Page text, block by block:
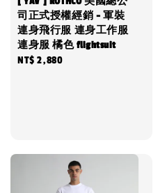
司正式授權經銷 - 軍裝
連身飛行服 連身工作服
連身服 橘色 flightsuit
Regular
NT$ 2,880